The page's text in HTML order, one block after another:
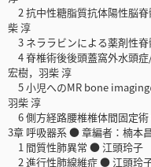
2 抗中性糖脂質抗体陽性脳
柴 淳
3 ネララビンによる薬剤性
4 脊椎術後後頭蓋窩外水頭
宏樹，羽柴 淳
5 小児へのMR bone imaging
羽柴 淳
6 側方経路腰椎椎体間固定
3章 呼吸器系 ● 章編者：楠本
1 間質性肺異常 ● 江頭玲子
2 進行性肺線維症 ● 江頭玲